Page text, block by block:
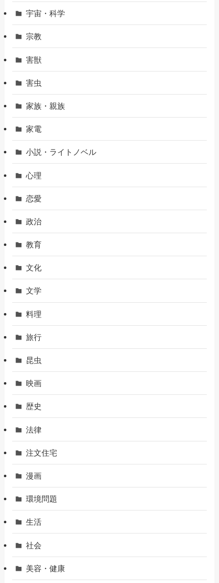
宇宙・科学
宗教
害獣
害虫
家族・親族
家電
小説・ライトノベル
心理
恋愛
政治
教育
文化
文学
料理
旅行
昆虫
映画
歴史
法律
注文住宅
漫画
環境問題
生活
社会
美容・健康